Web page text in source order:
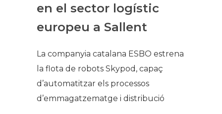
en el sector logístic
europeu a Sallent
La companyia catalana ESBO estrena
la flota de robots Skypod, capaç
d’automatitzar els processos
d’emmagatzematge i distribució